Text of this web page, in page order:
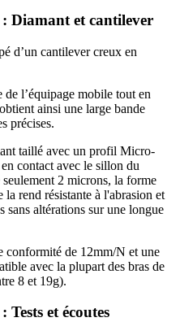
Diamant et cantilever
d’un cantilever creux en
l’équipage mobile tout en
ainsi une large bande
précises.
taillé avec un profil Micro-
contact avec le sillon du
2 microns, la forme
rend résistante à l'abrasion et
altérations sur une longue
de 12mm/N et une
avec la plupart des bras de
8 et 19g).
et écoutes